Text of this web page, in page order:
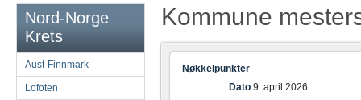
Nord-Norge
Krets
Aust-Finnmark
Lofoten
Kommune
Nøkkelpunkter
Dato 9. april 2026